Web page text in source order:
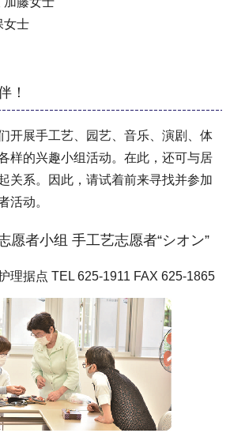
女士
！
开展手工艺、园艺、音乐、演剧、体
样的兴趣小组活动。在此，还可与居
关系。因此，请试着前来寻找并参加
活动。
愿者小组 手工艺志愿者“シオン”
理据点 TEL 625-1911 FAX 625-1865